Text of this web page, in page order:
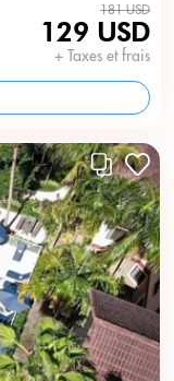
181 USD
129 USD
+ Taxes et frais